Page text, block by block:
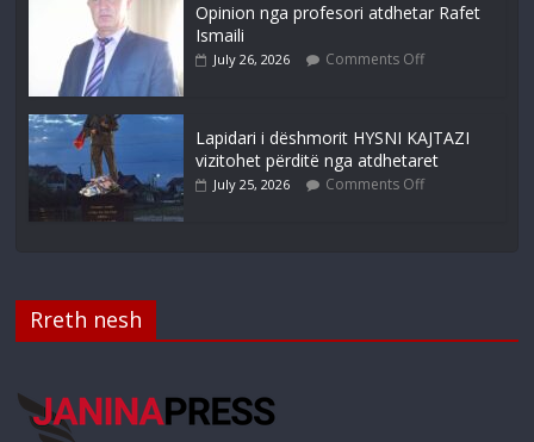
Opinion nga profesori atdhetar Rafet
Ismaili
July 26, 2026 Comments Off
Lapidari i dëshmorit HYSNI KAJTAZI
vizitohet përditë nga atdhetaret
July 25, 2026 Comments Off
Rreth nesh